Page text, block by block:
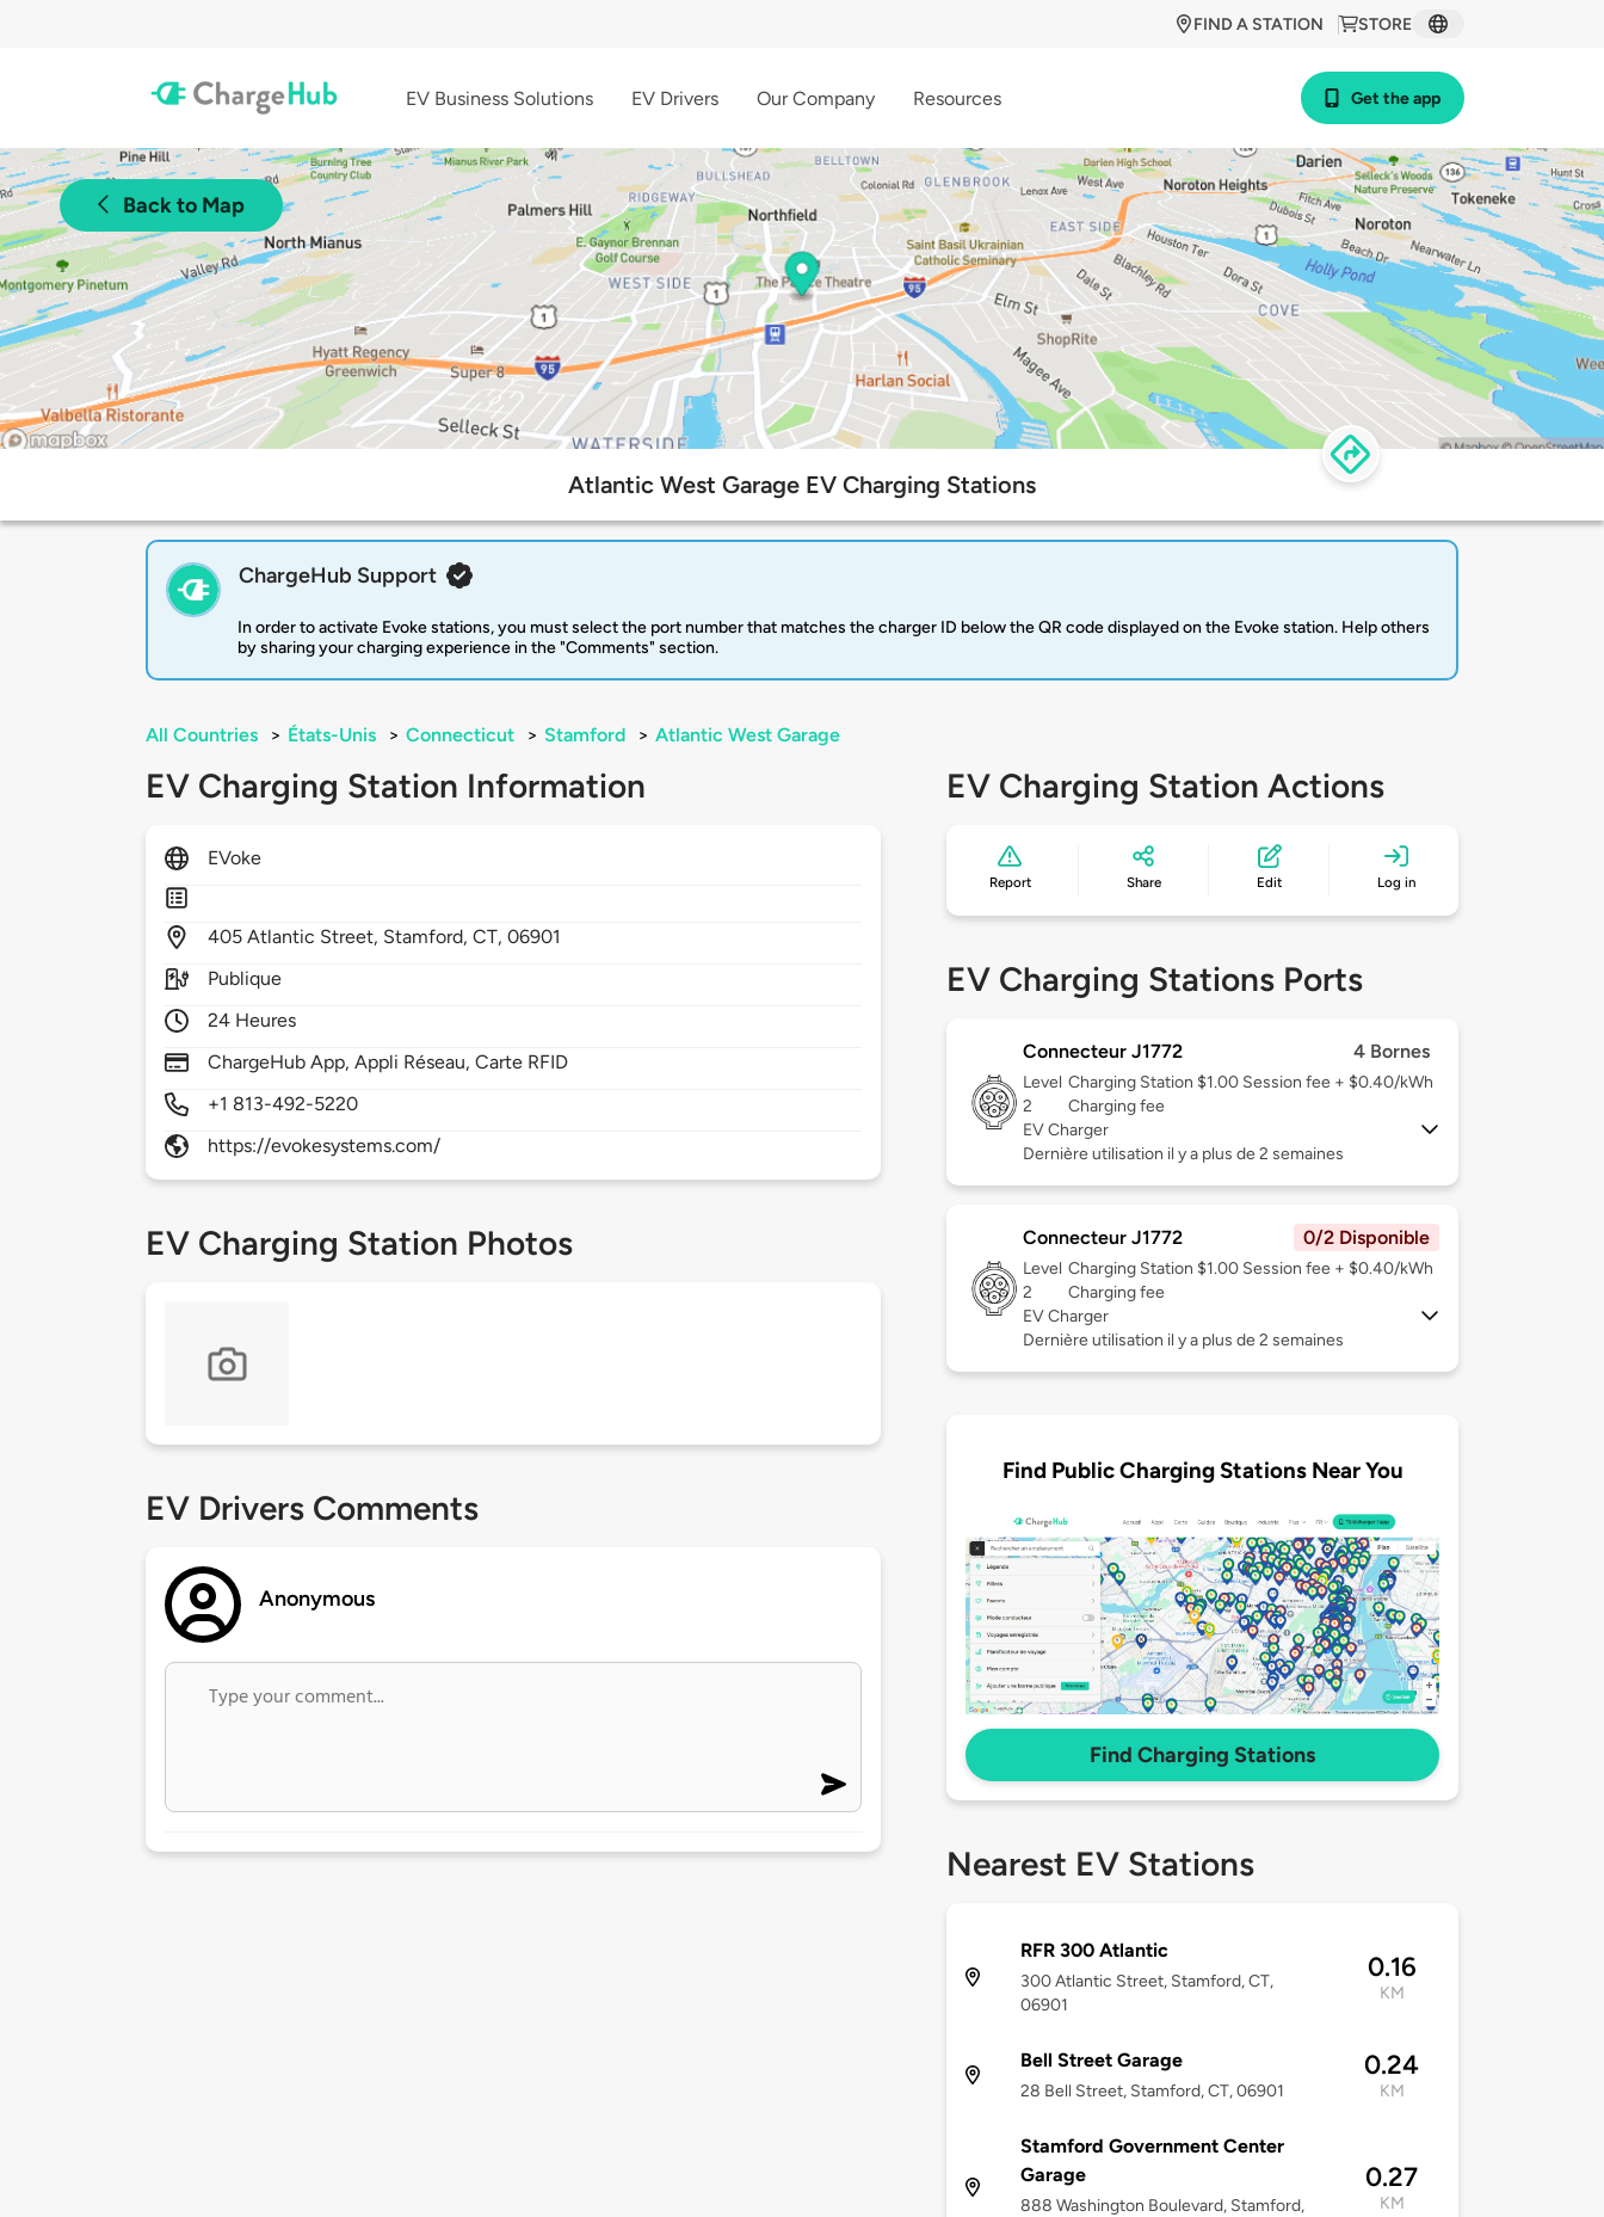
STORE
FIND A STATION
EV Business Solutions EV Drivers Our Company Resources Get the app
Back to Map
Atlantic West Garage EV Charging Stations
ChargeHub Support
In order to activate Evoke stations, you must select the port number that matches the charger ID below the QR code displayed on the Evoke station. Help others
by sharing your charging experience in the "Comments" section.
All Countries > États-Unis > Connecticut > Stamford > Atlantic West Garage
EV Charging Station Information
EVoke
405Atlantic Street, Stamford,CT,06901
Publique
24 Heures
ChargeHub App, Appli Réseau, Carte RFID
+1 813-492-5220
https://evokesystems.com/
EV Charging Station Photos
EV Drivers Comments
Anonymous
EV Charging Station Actions
Report Share Edit Log in
EV Charging Stations Ports
Connecteur J1772 4 Bornes
Level
2
Charging Station $1.00 Session fee + $0.40/kWh
Charging fee
EV Charger
Dernière utilisation il y a plus de 2 semaines
Connecteur J1772 0/2 Disponible
Level
2
Charging Station $1.00 Session fee + $0.40/kWh
Charging fee
EV Charger
Dernière utilisation il y a plus de 2 semaines
Find Public Charging Stations Near You
Find Charging Stations
Nearest EV Stations
RFR 300 Atlantic
300 Atlantic Street, Stamford, CT,
06901
0.16
KM
Bell Street Garage
28 Bell Street, Stamford, CT, 06901
0.24
KM
Stamford Government Center
Garage
888 Washington Boulevard, Stamford,
0.27
KM